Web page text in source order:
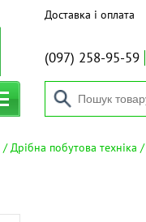
Доставка і оплата
(097) 258-95-59
Дрібна побутова техніка